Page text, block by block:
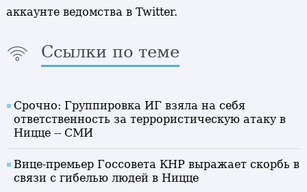
аккаунте ведомства в Twitter.
Ссылки по теме
Срочно: Группировка ИГ взяла на себя
ответственность за террористическую атаку в
Ницце -- СМИ
Вице-премьер Госсовета КНР выражает скорбь в
связи с гибелью людей в Ницце